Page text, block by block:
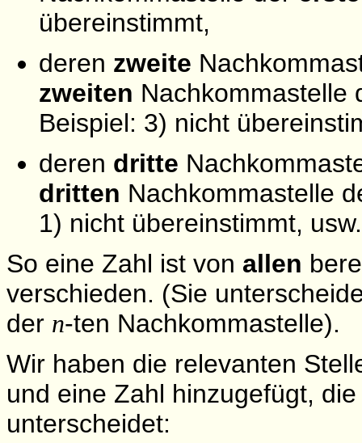
übereinstimmt,
deren zweite
zweiten Nachkommastelle
Beispiel: 3) nicht
deren dritte
dritten Nachkommastelle
1) nicht übereinstimmt, usw.
So eine Zahl ist von allen
verschieden. (Sie
der n-ten Nachkommastelle).
Wir haben die relevanten
und eine Zahl hinzugefügt,
unterscheidet: